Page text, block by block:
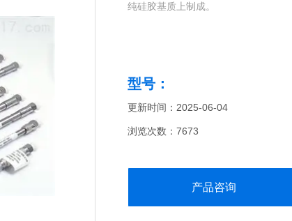
纯硅胶基质上制成。
型号：
更新时间：2025-06-04
浏览次数：7673
产品咨询